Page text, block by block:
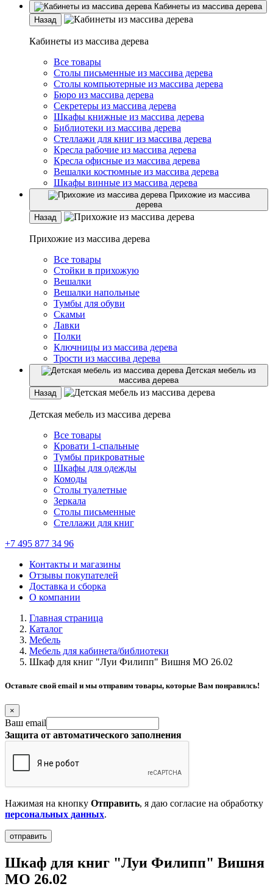
Кабинеты из массива дерева
Назад
Кабинеты из массива дерева
Все товары
Столы письменные из массива дерева
Столы компьютерные из массива дерева
Бюро из массива дерева
Секретеры из массива дерева
Шкафы книжные из массива дерева
Библиотеки из массива дерева
Стеллажи для книг из массива дерева
Кресла рабочие из массива дерева
Кресла офисные из массива дерева
Вешалки костюмные из массива дерева
Шкафы винные из массива дерева
Прихожие из массива
дерева
Назад
Прихожие из массива дерева
Все товары
Стойки в прихожую
Вешалки
Вешалки напольные
Тумбы для обуви
Скамьи
Лавки
Полки
Ключницы из массива дерева
Трости из массива дерева
Детская мебель из
массива дерева
Назад
Детская мебель из массива дерева
Все товары
Кровати 1-спальные
Тумбы прикроватные
Шкафы для одежды
Комоды
Столы туалетные
Зеркала
Столы письменные
Стеллажи для книг
+7 495 877 34 96
Контакты и магазины
Отзывы покупателей
Доставка и сборка
О компании
Главная страница
Каталог
Мебель
Мебель для кабинета/библиотеки
Шкаф для книг "Луи Филипп" Вишня МО 26.02
Оставьте свой email и мы отправим товары, которые Вам понравилсь!
×
Ваш email
Защита от автоматического заполнения
Нажимая на кнопку Отправить, я даю согласие на обработку
персональных данных.
Шкаф для книг "Луи Филипп" Вишня
МО 26.02